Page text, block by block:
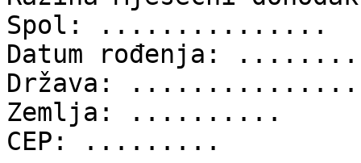
Spol: ...............
Datum rođenja: ........
Država:
Zemlja: ..........
CEP: .........